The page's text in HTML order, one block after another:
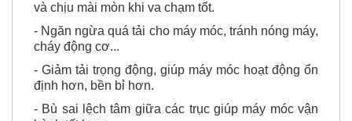
và chịu mài mòn khi va chạm tốt.
- Ngăn ngừa quá tải cho máy móc, tránh nóng máy,
cháy động cơ...
- Giảm tải trọng động, giúp máy móc hoạt động ổn
định hơn, bền bỉ hơn.
- Bù sai lệch tâm giữa các trục giúp máy móc vận